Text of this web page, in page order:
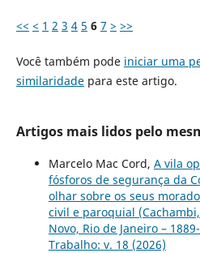
<< < 1 2 3 4 5 6 7 > >>
Você também pode iniciar uma
similaridadepara este artigo.
Artigos mais lidos pelo
Marcelo Mac Cord, A vila
fósforos de segurança da
olhar sobre os seus
civil e paroquial
Novo, Rio de Janeiro –
Trabalho: v. 18 (2026)